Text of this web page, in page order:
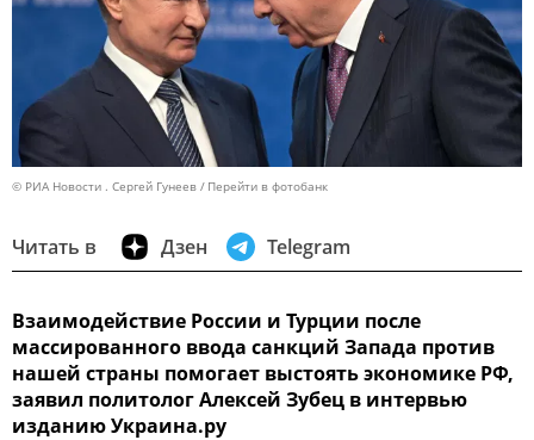
© РИА Новости . Сергей Гунеев Перейти в фотобанк
Читать в Дзен Telegram
Взаимодействие России и Турции после
массированного ввода санкций Запада против
нашей страны помогает выстоять экономике РФ,
заявил политолог Алексей Зубец в интервью
изданию Украина.ру